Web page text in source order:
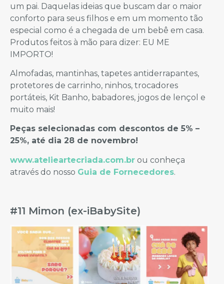
um pai. Daquelas ideias que buscam dar o maior
conforto para seus filhos e em um momento tão
especial como é a chegada de um bebê em casa.
Produtos feitos à mão para dizer: EU ME
IMPORTO!
Almofadas, mantinhas, tapetes antiderrapantes,
protetores de carrinho, ninhos, trocadores
portáteis, Kit Banho, babadores, jogos de lençol e
muito mais!
Peças selecionadas com descontos de 5% –
25%, até dia 28 de novembro!
www.atelieartecriada.com.br ou conheça
através do nosso Guia de Fornecedores.
#11 Mimon (ex-iBabySite)